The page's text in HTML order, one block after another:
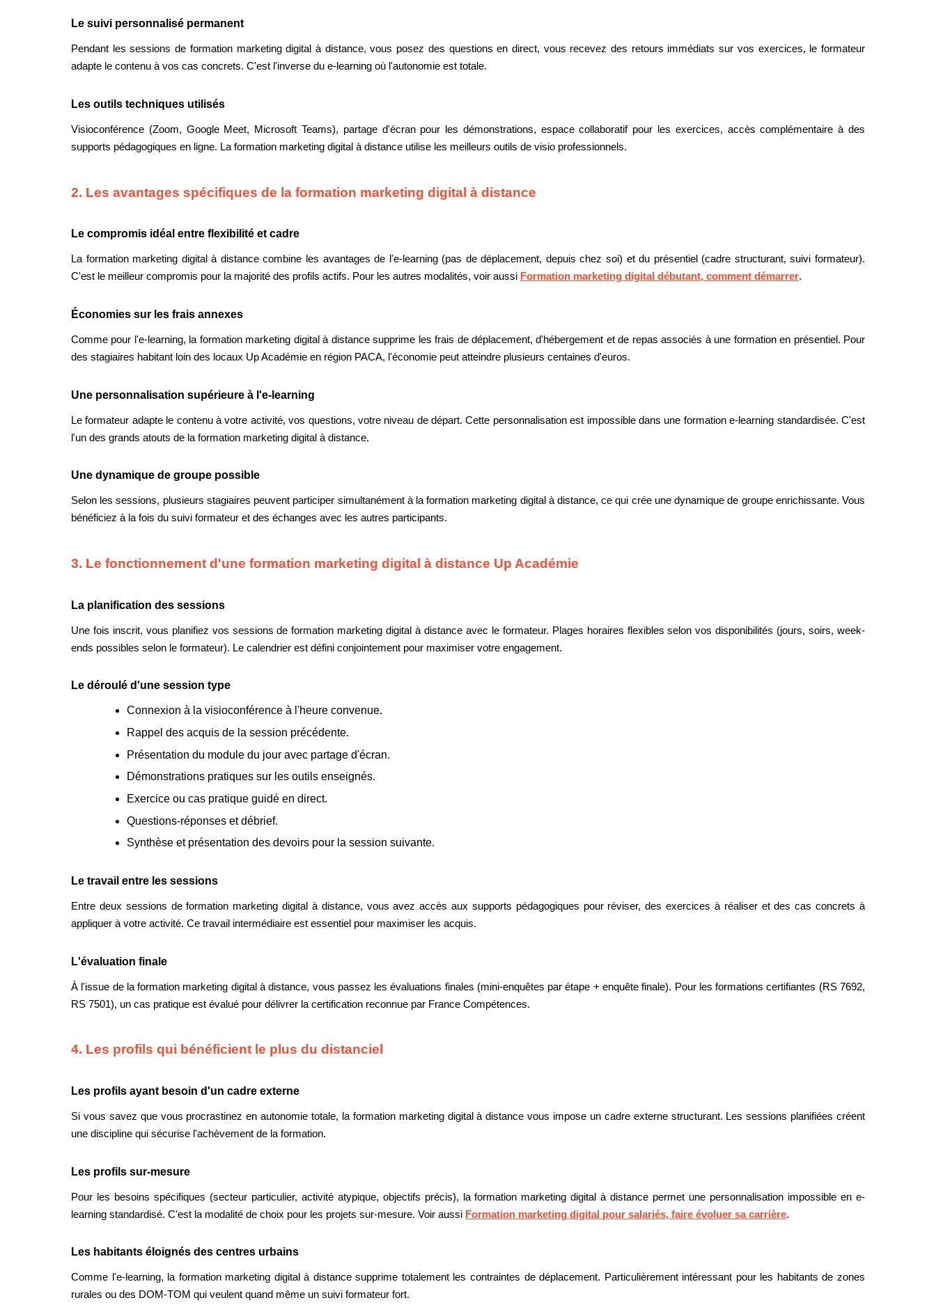
Le suivi personnalisé permanent
Pendant les sessions de formation marketing digital à distance, vous posez des questions en direct, vous recevez des retours immédiats sur vos exercices, le formateur
adapte le contenu à vos cas concrets. C'est l'inverse du e-learning où l'autonomie est totale.
Les outils techniques utilisés
Visioconférence (Zoom, Google Meet, Microsoft Teams), partage d'écran pour les démonstrations, espace collaboratif pour les exercices, accès complémentaire à des
supports pédagogiques en ligne. La formation marketing digital à distance utilise les meilleurs outils de visio professionnels.
2. Les avantages spécifiques de la formation marketing digital à distance
Le compromis idéal entre flexibilité et cadre
La formation marketing digital à distance combine les avantages de l'e-learning (pas de déplacement, depuis chez soi) et du présentiel (cadre structurant, suivi formateur).
C'est le meilleur compromis pour la majorité des profils actifs. Pour les autres modalités, voir aussi Formation marketing digital débutant, comment démarrer.
Économies sur les frais annexes
Comme pour l'e-learning, la formation marketing digital à distance supprime les frais de déplacement, d'hébergement et de repas associés à une formation en présentiel. Pour
des stagiaires habitant loin des locaux Up Académie en région PACA, l'économie peut atteindre plusieurs centaines d'euros.
Une personnalisation supérieure à l'e-learning
Le formateur adapte le contenu à votre activité, vos questions, votre niveau de départ. Cette personnalisation est impossible dans une formation e-learning standardisée. C'est
l'un des grands atouts de la formation marketing digital à distance.
Une dynamique de groupe possible
Selon les sessions, plusieurs stagiaires peuvent participer simultanément à la formation marketing digital à distance, ce qui crée une dynamique de groupe enrichissante. Vous
bénéficiez à la fois du suivi formateur et des échanges avec les autres participants.
3. Le fonctionnement d'une formation marketing digital à distance Up Académie
La planification des sessions
Une fois inscrit, vous planifiez vos sessions de formation marketing digital à distance avec le formateur. Plages horaires flexibles selon vos disponibilités (jours, soirs, week-
ends possibles selon le formateur). Le calendrier est défini conjointement pour maximiser votre engagement.
Le déroulé d'une session type
Connexion à la visioconférence à l'heure convenue.
Rappel des acquis de la session précédente.
Présentation du module du jour avec partage d'écran.
Démonstrations pratiques sur les outils enseignés.
Exercice ou cas pratique guidé en direct.
Questions-réponses et débrief.
Synthèse et présentation des devoirs pour la session suivante.
Le travail entre les sessions
Entre deux sessions de formation marketing digital à distance, vous avez accès aux supports pédagogiques pour réviser, des exercices à réaliser et des cas concrets à
appliquer à votre activité. Ce travail intermédiaire est essentiel pour maximiser les acquis.
L'évaluation finale
À l'issue de la formation marketing digital à distance, vous passez les évaluations finales (mini-enquêtes par étape + enquête finale). Pour les formations certifiantes (RS 7692,
RS 7501), un cas pratique est évalué pour délivrer la certification reconnue par France Compétences.
4. Les profils qui bénéficient le plus du distanciel
Les profils ayant besoin d'un cadre externe
Si vous savez que vous procrastinez en autonomie totale, la formation marketing digital à distance vous impose un cadre externe structurant. Les sessions planifiées créent
une discipline qui sécurise l'achèvement de la formation.
Les profils sur-mesure
Pour les besoins spécifiques (secteur particulier, activité atypique, objectifs précis), la formation marketing digital à distance permet une personnalisation impossible en e-
learning standardisé. C'est la modalité de choix pour les projets sur-mesure. Voir aussi Formation marketing digital pour salariés, faire évoluer sa carrière.
Les habitants éloignés des centres urbains
Comme l'e-learning, la formation marketing digital à distance supprime totalement les contraintes de déplacement. Particulièrement intéressant pour les habitants de zones
rurales ou des DOM-TOM qui veulent quand même un suivi formateur fort.